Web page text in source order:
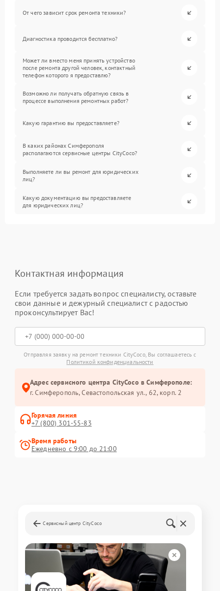
От чего зависит срок ремонта техники?
Диагностика проводится бесплатно?
Может ли вместо меня принять устройство
после ремонта другой человек, контактный
телефон которого я предоставлю?
Возможно ли получать обратную связь в
процессе выполнения ремонтных работ?
Какую гарантию вы предоставляете?
В каких районах Симферополя
располагаются сервисные центры CityCoco?
Выполняете ли вы ремонт для юридических
лиц?
Какую документацию вы предоставляете
для юридических лиц?
Контактная информация
Если требуется задать вопрос специалисту, оставьте
свои данные и дежурный специалист с радостью
проконсультирует Вас!
Отправляя заявку на ремонт техники CityCoco, Вы соглашаетесь с
Политикой конфиденциальности
Адрес сервисного центра CityCoco в Симферополе:
г. Симферополь, Севастопольская ул., 62, корп. 2
Горячая линия
+7 (800) 301-55-83
Время работы
Ежедневно с 9:00 до 21:00
Сервисный центр CityCoco